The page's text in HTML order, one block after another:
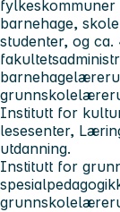
fylkeskommuner
barnehage,
studenter, og
Institutt for
lesesenter,
utdanning.
Institutt for